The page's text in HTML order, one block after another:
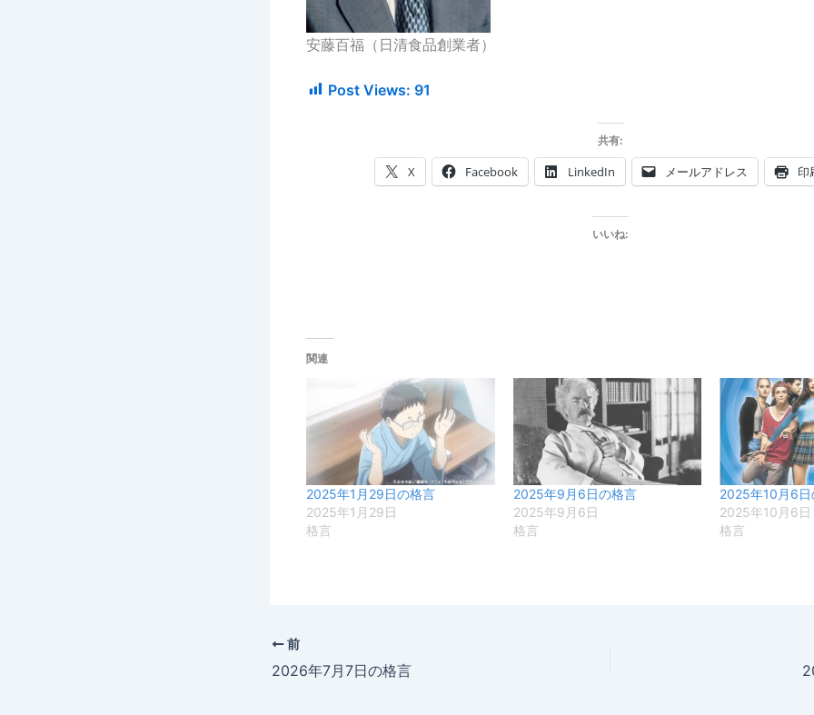
安藤百福（日清食品創業者）
Post Views: 91
共有:
X Facebook LinkedIn メールアドレス 印
いいね:
関連
2025年1月29日の格言
2025年1月29日
格言
2025年9月6日の格言
2025年9月6日
格言
2025年10月6日
2025年10月6日
格言
前
2026年7月7日の格言